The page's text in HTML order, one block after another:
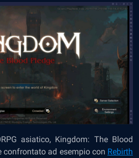
asiatico, Kingdom: The Blood
confrontato ad esempio con Rebirth